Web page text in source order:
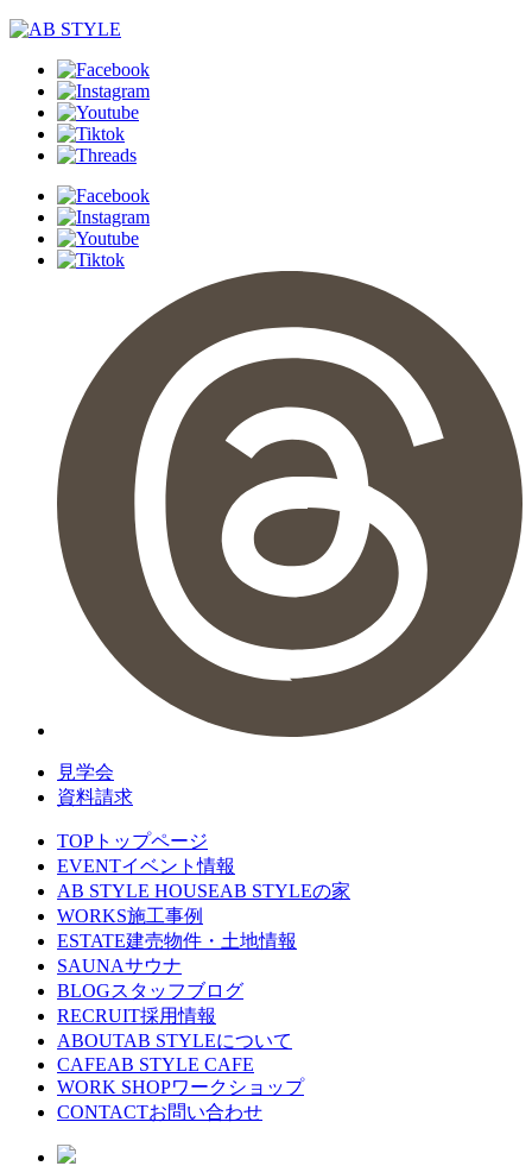
見学会
資料請求
TOP トップページ
EVENTイベント情報
AB STYLE HOUSEAB STYLEの家
WORKS施工事例
ESTATE建売物件・土地情報
SAUNAサウナ
BLOGスタッフブログ
RECRUIT採用情報
ABOUTAB STYLEについて
CAFEAB STYLE CAFE
WORK SHOPワークショップ
CONTACTお問い合わせ